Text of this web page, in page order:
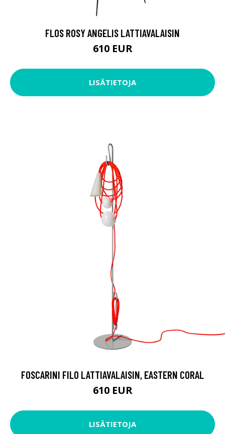
FLOS ROSY ANGELIS LATTIAVALAISIN
610 EUR
LISÄTIETOJA
FOSCARINI FILO LATTIAVALAISIN, EASTERN CORAL
610 EUR
LISÄTIETOJA